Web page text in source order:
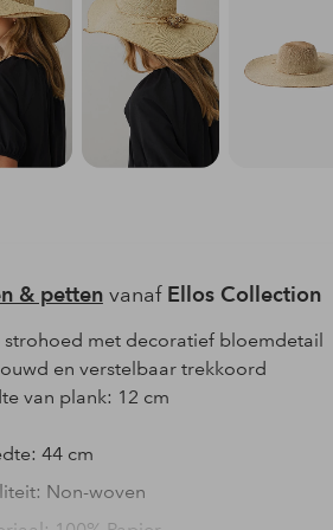
& pettenvanaf Ellos Collection
strohoed met decoratief bloemdetail
en verstelbaar trekkoord
van plank: 12 cm
44 cm
Non-woven